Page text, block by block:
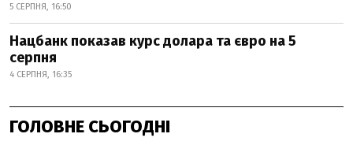
5 СЕРПНЯ, 16:50
Нацбанк показав курс долара та євро на 5
серпня
4 СЕРПНЯ, 16:35
ГОЛОВНЕ СЬОГОДНІ